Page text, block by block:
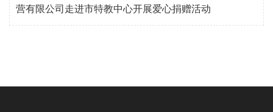
营有限公司走进市特教中心开展爱心捐赠活动